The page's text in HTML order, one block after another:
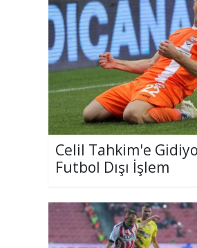
Celil Tahkim'e
Futbol Dışı İşlem